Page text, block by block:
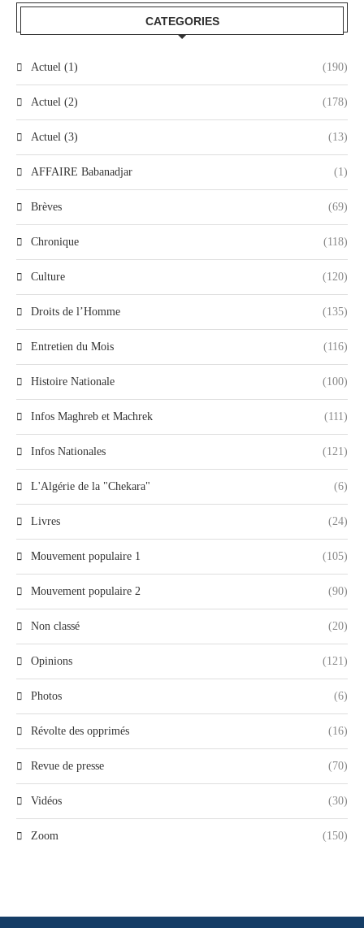
CATEGORIES
Actuel (1) (190)
Actuel (2) (178)
Actuel (3) (13)
AFFAIRE Babanadjar (1)
Brèves (69)
Chronique (118)
Culture (120)
Droits de l’Homme (135)
Entretien du Mois (116)
Histoire Nationale (100)
Infos Maghreb et Machrek (111)
Infos Nationales (121)
L'Algérie de la "Chekara" (6)
Livres (24)
Mouvement populaire 1 (105)
Mouvement populaire 2 (90)
Non classé (20)
Opinions (121)
Photos (6)
Révolte des opprimés (16)
Revue de presse (70)
Vidéos (30)
Zoom (150)